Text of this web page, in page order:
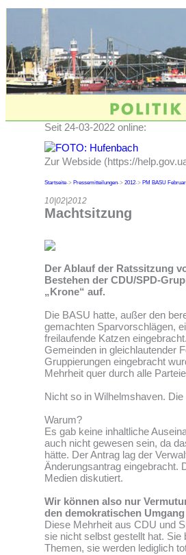
Seit 24-03-2022 online:
Zur Webside (https://
Startseite-> Pressemitteilungen-> 2012-> PM BASU
10|02|2012
Machtsitzung
Der Ablauf der Ratssitzung
Bestehen der CDU/SPD-
„Krone“ auf.
Die BASU hatte, außer den
gemachten Sparvorschlägen,
freilaufende Katzen
Gemeinden in gleichlautender
Gruppierungen eingebracht
Mehrheit quer durch alle
Nicht so in Wilhelmshaven.
Warum?
Es gab keine inhaltliche
auch nicht gewesen sein, da
hätte. Der Antrag lag der
Änderungsantrag eingebracht.
Medien diskutiert.
Wir können also nur
den demokratischen
Diese Mehrheit aus CDU und
sie nicht selbst gestellt hat.
Themen, sie werden lediglich